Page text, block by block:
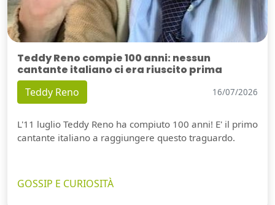
Teddy Reno compie 100 anni: nessun
cantante italiano ci era riuscito prima
Teddy Reno 16/07/2026
L'11 luglio Teddy Reno ha compiuto 100 anni! E' il primo
cantante italiano a raggiungere questo traguardo.
GOSSIP E CURIOSITÀ